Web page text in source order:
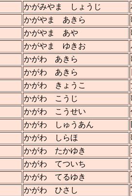
かがみやま しょうじ
かがやま あきら
かがやま あや
かがやま ゆきお
かがわ あきら
かがわ あきら
かがわ きょうこ
かがわ こうじ
かがわ こうせい
かがわ しゅうあん
かがわ しらほ
かがわ たかゆき
かがわ てついち
かがわ てるゆき
かがわ ひさし